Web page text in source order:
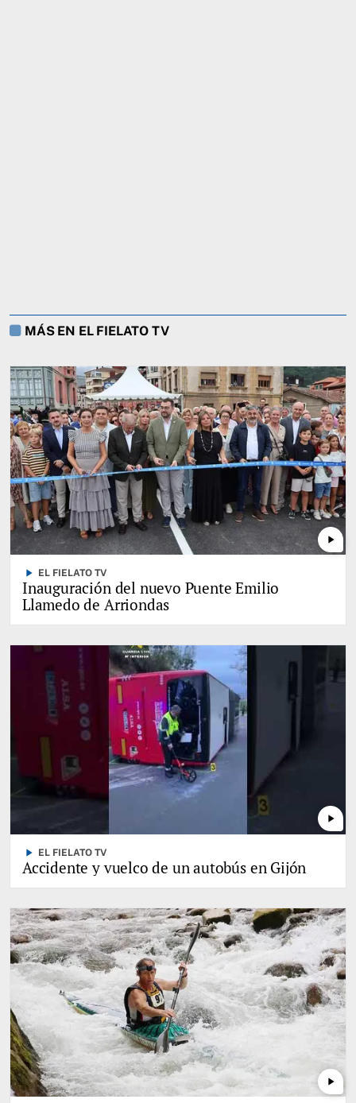
MÁS EN EL FIELATO TV
play_arrow
play_arrow EL FIELATO TV
Inauguración del nuevo Puente Emilio
Llamedo de Arriondas
play_arrow
play_arrow EL FIELATO TV
Accidente y vuelco de un autobús en Gijón
play_arrow